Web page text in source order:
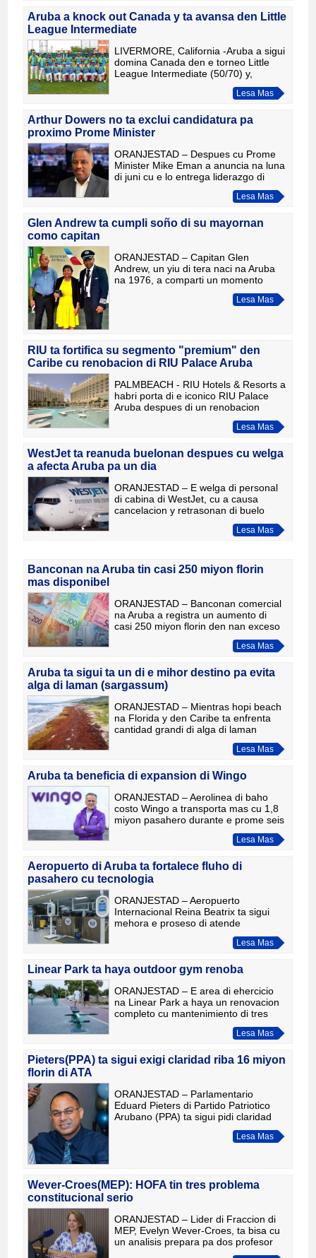
Aruba a knock out Canada y ta avansa den Little
League Intermediate
LIVERMORE, California -Aruba a sigui
domina Canada den e torneo Little
League Intermediate (50/70) y,
despues di cinco entrada, e score
tabata 10-0. Cu e victoria convincente
Lesa Mas
Arthur Dowers no ta exclui candidatura pa
proximo Prome Minister
ORANJESTAD – Despues cu Prome
Minister Mike Eman a anuncia na luna
di juni cu e lo entrega liderazgo di
partido AVP durante e Congreso di
Liderazgo na september y cu e lo laga
Lesa Mas
Glen Andrew ta cumpli soño di su mayornan
como capitan
ORANJESTAD – Capitan Glen
Andrew, un yiu di tera naci na Aruba
na 1976, a comparti un momento
special cu su mayornan durante vuelo
AA2217 di American Airlines, dia 3 di
Lesa Mas
RIU ta fortifica su segmento "premium" den
Caribe cu renobacion di RIU Palace Aruba
PALMBEACH - RIU Hotels & Resorts a
habri porta di e iconico RIU Palace
Aruba despues di un renobacion
completo di su facilidadnan. Cu e
renobacion aki, e cadena Spaño ta
Lesa Mas
WestJet ta reanuda buelonan despues cu welga
a afecta Aruba pa un dia
ORANJESTAD – E welga di personal
di cabina di WestJet, cu a causa
cancelacion y retrasonan di buelo
durante e fin di siman, a afecta Aruba
tambe pa un dia. Entretanto, eLesa Mas
Banconan na Aruba tin casi 250 miyon florin
mas disponibel
ORANJESTAD – Banconan comercial
na Aruba a registra un aumento di
casi 250 miyon florin den nan exceso
di liquidez durante e prome tres
lunanan di 2026. Segun cifranan di
Lesa Mas
Aruba ta sigui ta un di e mihor destino pa evita
alga di laman (sargassum)
ORANJESTAD – Mientras hopi beach
na Florida y den Caribe ta enfrenta
cantidad grandi di alga di laman
(sargassum), Aruba ta sigui destaca
como un di e mihor destinonan pa
Lesa Mas
Aruba ta beneficia di expansion di Wingo
ORANJESTAD – Aerolinea di baho
costo Wingo a transporta mas cu 1,8
miyon pasahero durante e prome seis
luna di 2026, un aumento di 12%
compara cu e mes periodo di aña
Lesa Mas
Aeropuerto di Aruba ta fortalece fluho di
pasahero cu tecnologia
ORANJESTAD – Aeropuerto
Internacional Reina Beatrix ta sigui
mehora e proseso di atende
pasajeronan door di implementa
tecnologia moderno y fortalece
autoridadnan cu ta opera
Lesa Mas
Linear Park ta haya outdoor gym renoba
ORANJESTAD – E area di ehercicio
na Linear Park a haya un renovacion
completo cu mantenimiento di tres
mashin existente y instalacion di
cuater mashin nobo, ampliando e
Lesa Mas
Pieters(PPA) ta sigui exigi claridad riba 16 miyon
florin di ATA
ORANJESTAD – Parlamentario
Eduard Pieters di Partido Patriotico
Arubano (PPA) ta sigui pidi claridad
tocante e destino di 16 miyon florin cu
ta reserva den e Corporate Plan &
Lesa Mas
Wever-Croes(MEP): HOFA tin tres problema
constitucional serio
ORANJESTAD – Lider di Fraccion di
MEP, Evelyn Wever-Croes, ta bisa cu
un analisis prepara pa dos profesor
hulandes di derecho constitucional ta